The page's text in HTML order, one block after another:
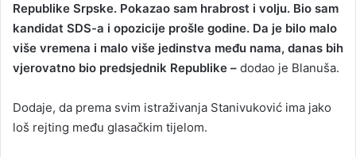
Republike Srpske. Pokazao sam hrabrost i volju. Bio sam
kandidat SDS-a i opozicije prošle godine. Da je bilo malo
više vremena i malo više jedinstva među nama, danas bih
vjerovatno bio predsjednik Republike – dodao je Blanuša.
Dodaje, da prema svim istraživanja Stanivuković ima jako
loš rejting među glasačkim tijelom.